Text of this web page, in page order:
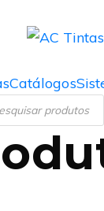
Catálogos